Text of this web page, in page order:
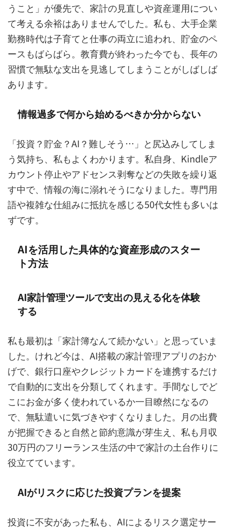
うこと」が優先で、家計の見直しや資産運用につい
て考える余裕はありませんでした。私も、大手企業
勤務時代は子育てと仕事の両立に追われ、貯金のペ
ースもばらばら。教育費が終わった今でも、長年の
習慣で無駄な支出を見逃してしまうことがしばしば
あります。
情報過多で何から始めるべきか分からない
「投資？貯金？AI？難しそう…」と尻込みしてしま
う気持ち、私もよくわかります。私自身、Kindleア
カウント停止やアドセンス剥奪などの失敗を繰り返
す中で、情報の海に溺れそうになりました。専門用
語や複雑な仕組みに抵抗を感じる50代女性も多いは
ずです。
AIを活用した具体的な資産形成のスター
ト方法
AI家計管理ツールで支出の見える化を体験
する
私も最初は「家計簿なんて続かない」と思っていま
した。けれど今は、AI搭載の家計管理アプリのおか
げで、銀行口座やクレジットカードを連携するだけ
で自動的に支出を分類してくれます。手間なしでど
こにお金が多く使われているか一目瞭然になるの
で、無駄遣いに気づきやすくなりました。月の出費
が把握できると自然と節約意識が芽生え、私も月収
30万円のフリーランス生活の中で家計の土台作りに
役立てています。
AIがリスクに応じた投資プランを提案
投資に不安があった私も、AIによるリスク選定サー